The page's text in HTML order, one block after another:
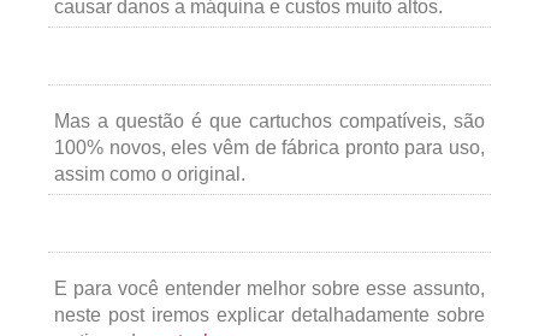
causar danos a máquina e custos muito altos.
Mas a questão é que cartuchos compatíveis, são
100% novos, eles vêm de fábrica pronto para uso,
assim como o original.
E para você entender melhor sobre esse assunto,
neste post iremos explicar detalhadamente sobre